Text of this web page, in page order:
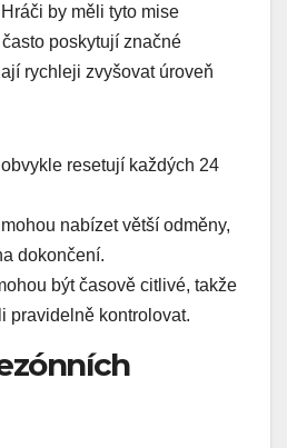
by měli tyto mise
poskytují značné
rychleji zvyšovat úroveň
resetují každých 24
nabízet větší odměny,
dokončení.
být časově citlivé, takže
pravidelně kontrolovat.